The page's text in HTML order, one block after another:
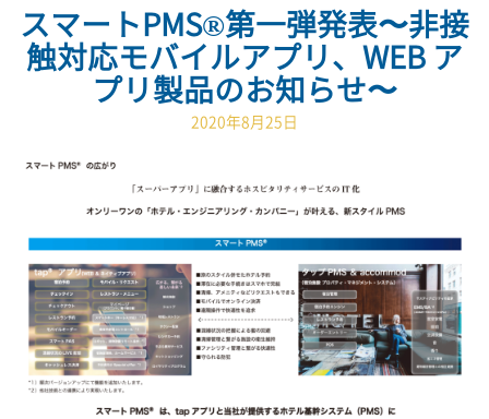
スマートPMS®第一弾発表〜非接
触対応モバイルアプリ、WEB ア
プリ製品のお知らせ〜
2020年8月25日